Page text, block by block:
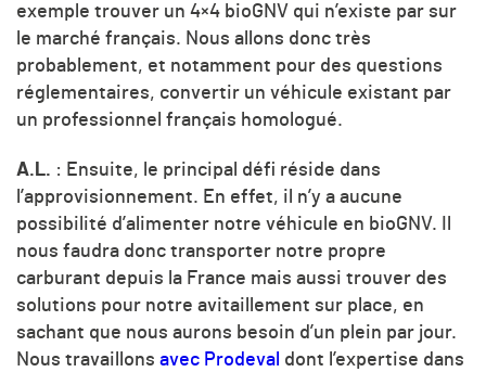
exemple trouver un 4×4 bioGNV qui n’existe par sur
le marché français. Nous allons donc très
probablement, et notamment pour des questions
réglementaires, convertir un véhicule existant par
un professionnel français homologué.
A.L. : Ensuite, le principal défi réside dans
l’approvisionnement. En effet, il n’y a aucune
possibilité d’alimenter notre véhicule en bioGNV. Il
nous faudra donc transporter notre propre
carburant depuis la France mais aussi trouver des
solutions pour notre avitaillement sur place, en
sachant que nous aurons besoin d’un plein par jour.
Nous travaillons avec Prodeval dont l’expertise dans